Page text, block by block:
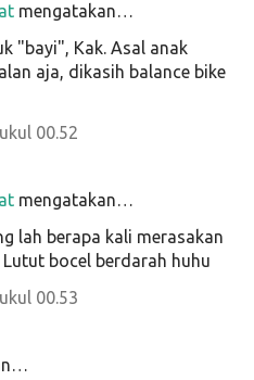
mengatakan…
"bayi", Kak. Asal anak
aja, dikasih balance bike
00.52
mengatakan…
lah berapa kali merasakan
bocel berdarah huhu
00.53